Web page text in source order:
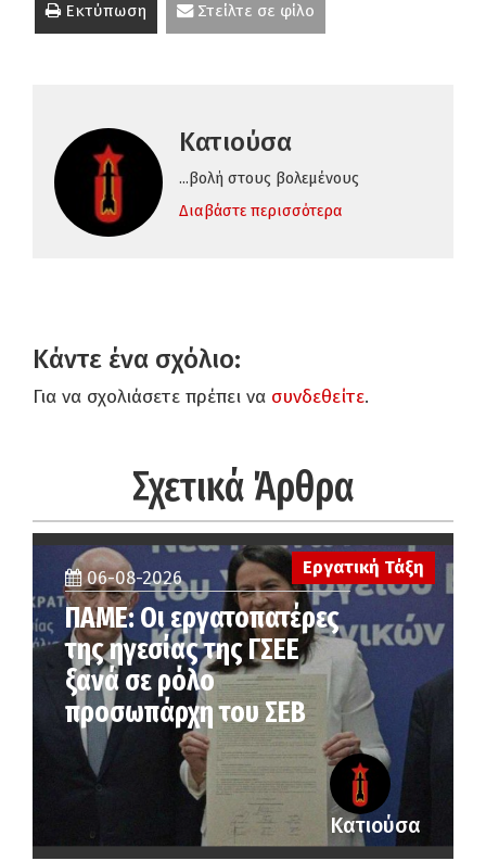
Εκτύπωση Στείλτε σε φίλο
Κατιούσα
...βολή στους βολεμένους
Διαβάστε περισσότερα
Κάντε ένα σχόλιο:
Για να σχολιάσετε πρέπει να συνδεθείτε.
Σχετικά Άρθρα
Εργατική Τάξη
06-08-2026
ΠΑΜΕ: Οι εργατοπατέρες
της ηγεσίας της ΓΣΕΕ
ξανά σε ρόλο
προσωπάρχη του ΣΕΒ
Κατιούσα